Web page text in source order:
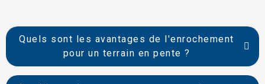
Quels sont les avantages de l'enrochement
pour un terrain en pente ?